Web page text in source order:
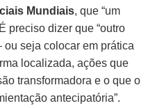
Mundiais, que “um
preciso dizer que “outro
seja colocar em prática
localizada, ações que
transformadora e o que o
antecipatória”.